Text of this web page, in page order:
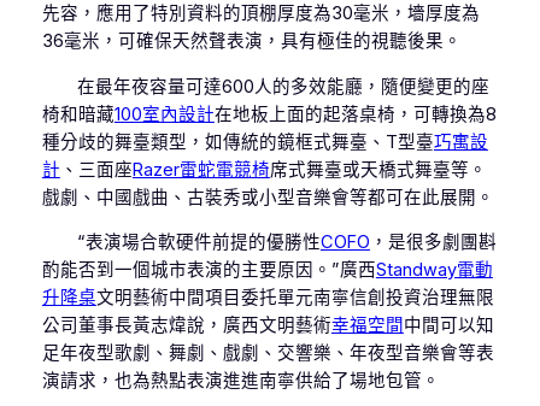
先容，應用了特別資料的頂棚厚度為30毫米，墻厚度為
36毫米，可確保天然聲表演，具有極佳的視聽後果。
在最年夜容量可達600人的多效能廳，隨便變更的座
椅和暗藏100室內設計在地板上面的起落桌椅，可轉換為8
種分歧的舞臺類型，如傳統的鏡框式舞臺、T型臺巧寓設
計 、三面座Razer雷蛇電競椅席式舞臺或天橋式舞臺等。
戲劇、中國戲曲、古裝秀或小型音樂會等都可在此展開。
“表演場合軟硬件前提的優勝性COFO ，是很多劇團斟
酌能否到一個城市表演的主要原因。”廣西Standway電動
升降桌文明藝術中間項目委托單元南寧信創投資治理無限
公司董事長黃志煒說，廣西文明藝術幸福空間中間可以知
足年夜型歌劇、舞劇、戲劇、交響樂、年夜型音樂會等表
演請求，也為熱點表演進進南寧供給了場地包管。